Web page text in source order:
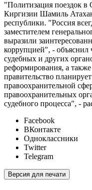
"Политизация поездок
Киргизии Шамиль
республики. "Россия
заместителем
выразили
коррупцией", - объяснил
судебных и других
реформирования, а
правительство
правоохранительной
правоохранительных
судебного процесса", -
Facebook
ВКонтакте
Одноклассники
Twitter
Telegram
Версия для печати